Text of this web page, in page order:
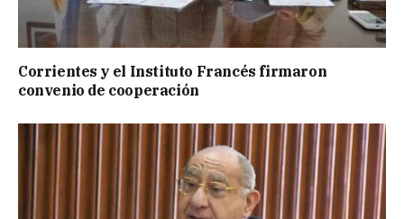
Corrientes y el Instituto Francés firmaron
convenio de cooperación